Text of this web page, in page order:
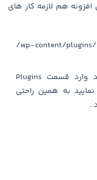
هم لازمه کار های
فایل persian-world را در مسیر /wp-content/plugins/
از منوی مدیریت وردپرس خود وارد قسمت Plugins
به همین راحتی
.